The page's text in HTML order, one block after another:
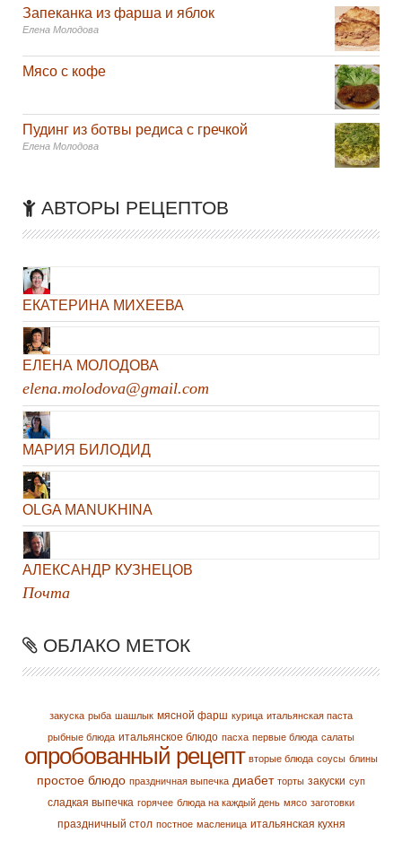
Запеканка из фарша и яблок
Елена Молодова
Мясо с кофе
Пудинг из ботвы редиса с гречкой
Елена Молодова
АВТОРЫ РЕЦЕПТОВ
ЕКАТЕРИНА МИХЕЕВА
ЕЛЕНА МОЛОДОВА
elena.molodova@gmail.com
МАРИЯ БИЛОДИД
OLGA MANUKHINA
АЛЕКСАНДР КУЗНЕЦОВ
Почта
ОБЛАКО МЕТОК
закуска рыба шашлык мясной фарш курица итальянская паста
рыбные блюда итальянское блюдо пасха первые блюда салаты
опробованный рецепт вторые блюда соусы блины
простое блюдо праздничная выпечка диабет торты закуски суп
сладкая выпечка горячее блюда на каждый день мясо заготовки
праздничный стол постное масленица итальянская кухня